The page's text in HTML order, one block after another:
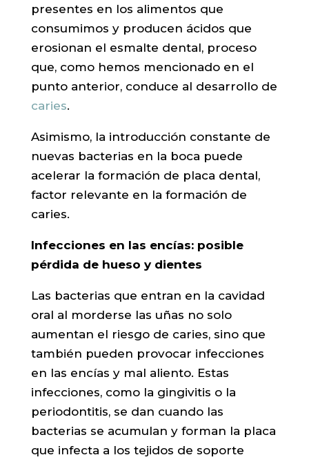
presentes en los alimentos que
consumimos y producen ácidos que
erosionan el esmalte dental, proceso
que, como hemos mencionado en el
punto anterior, conduce al desarrollo de
caries.
Asimismo, la introducción constante de
nuevas bacterias en la boca puede
acelerar la formación de placa dental,
factor relevante en la formación de
caries.
Infecciones en las encías: posible
pérdida de hueso y dientes
Las bacterias que entran en la cavidad
oral al morderse las uñas no solo
aumentan el riesgo de caries, sino que
también pueden provocar infecciones
en las encías y mal aliento. Estas
infecciones, como la gingivitis o la
periodontitis, se dan cuando las
bacterias se acumulan y forman la placa
que infecta a los tejidos de soporte